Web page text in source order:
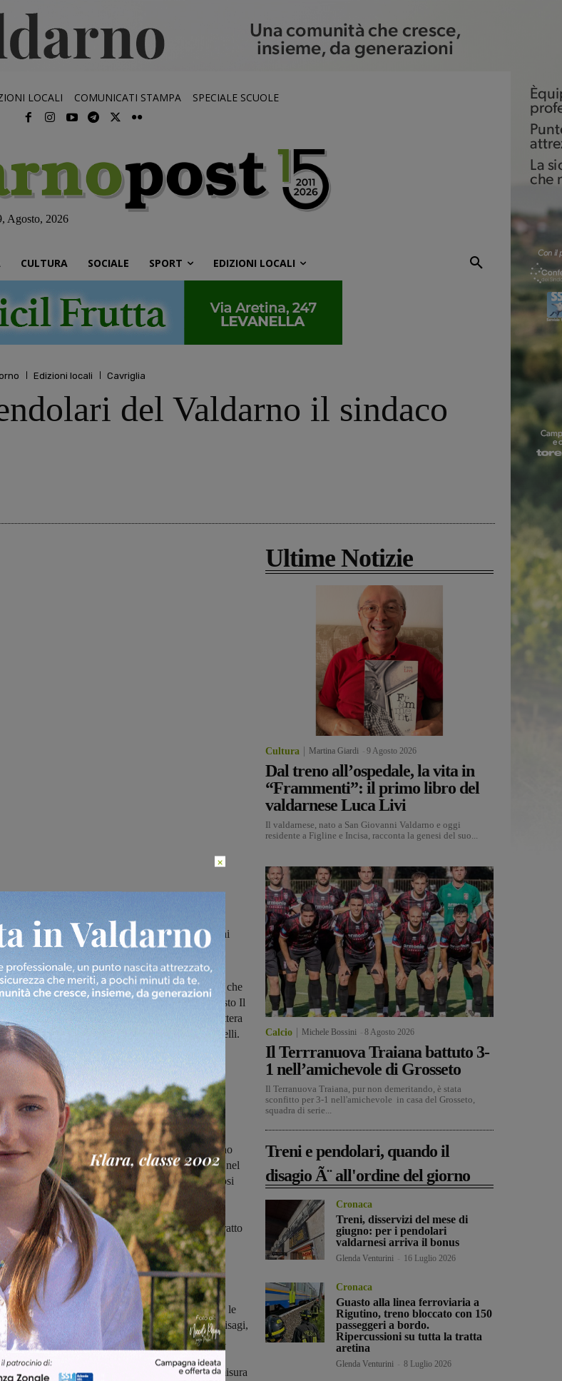
LOCALI COMUNICATI STAMPA SPECIALE SCUOLE
Agosto, 2026
CULTURA SOCIALE SPORT EDIZIONI LOCALI
Edizioni locali Cavriglia
del Valdarno il sindaco
stamani ha scritto una lettera all’assessore ai
Toscana Vincenzo Ceccarelli
e sensibilità per i pendolari del Valdarno
che
hanno patito numerose difficoltà: questo ha chiesto Il
Leonardo Degl'Innocenti o Sanni con una lettera
della Regione Toscana Vincenzo Ceccarelli.
riconoscere un risarcimento tramite il
o parziale dell'abbonamento ai pendolari del
patito disagi negli ultimi mesi”.
nessuno ha la bacchetta magica per risolvere
assai complessi– ha scritto il primo cittadino
grande lavoro da parte della Regione Toscana nel
soprattutto negli ultimi anni, a partire dai corposi
nuovi, potenziamento della rete, lavori nelle
a limitare gli annosi ritardi dei convogli per i
dovuti all'eccessivo traffico dei treni nel tratto
e Firenze (288 treni al giorno)”.
di attenzione e di risarcimento.“Visti gli
ritardi che i pendolari sono costretti quasi
a subire, siamo a chiederTi di impegnarTi presso le
per far riconoscere loro, nei mesi di peggiori disagi,
dell’abbonamento, corrispondendo così sia il
non regolarmente usufruito ma anche un
difficoltà patite. Riteniamo che questa sia una misura
Ultime Notizie
Cultura Martina Giardi 9 Agosto 2026
Dal treno all’ospedale, la vita in
“Frammenti”: il primo libro del
valdarnese Luca Livi
Il valdarnese, nato a San Giovanni Valdarno e oggi
residente a Figline e Incisa, racconta la genesi del suo...
Calcio Michele Bossini 8 Agosto 2026
Il Terrranuova Traiana battuto 3-
1 nell’amichevole di Grosseto
Il Terranuova Traiana, pur non demeritando, è stata
sconfitto per 3-1 nell'amichevole in casa del Grosseto,
squadra di serie...
Treni e pendolari, quando il
disagio Ã¨ all'ordine del giorno
Cronaca
Treni, disservizi del mese di
giugno: per i pendolari
valdarnesi arriva il bonus
Glenda Venturini 16 Luglio 2026
Cronaca
Guasto alla linea ferroviaria a
Rigutino, treno bloccato con 150
passeggeri a bordo.
Ripercussioni su tutta la tratta
aretina
Glenda Venturini 8 Luglio 2026
×